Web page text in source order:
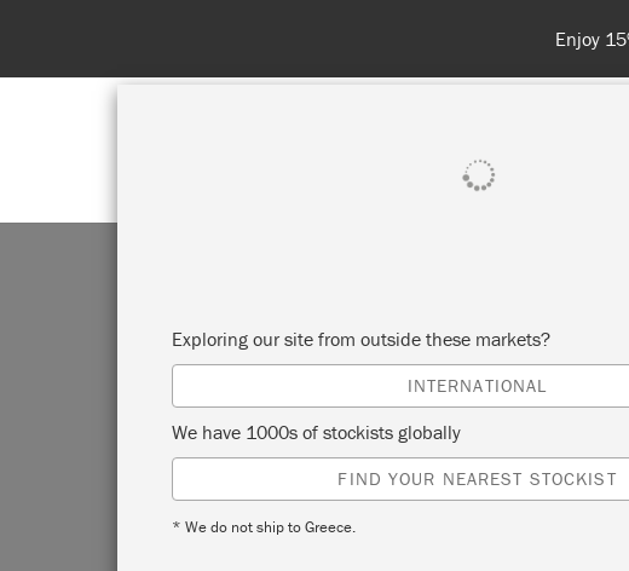
Spend
Exploring our site from outside these markets?
INTERNATIONAL
We have 1000s of stockists globally
FIND YOUR NEAREST STOCKIST
* We do not ship to Greece.